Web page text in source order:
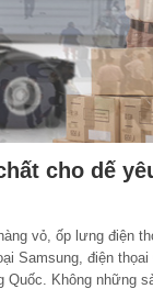
cho dế
vỏ, ốp lưng điện
Samsung, điện
Không những